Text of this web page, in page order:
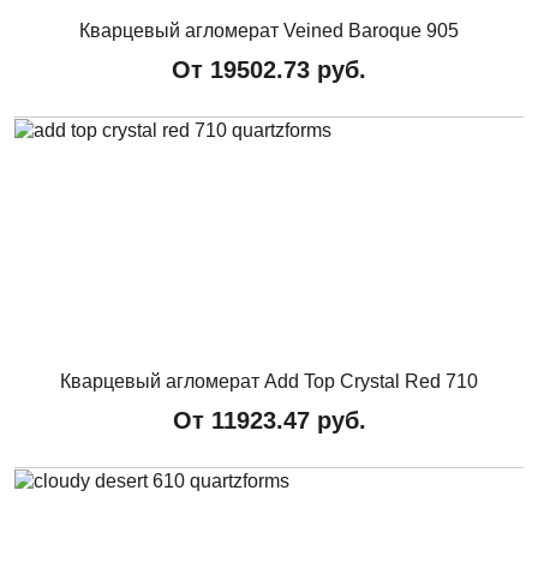
Кварцевый агломерат Veined Baroque 905
От 19502.73 руб.
Кварцевый агломерат Add Top Crystal Red 710
От 11923.47руб.